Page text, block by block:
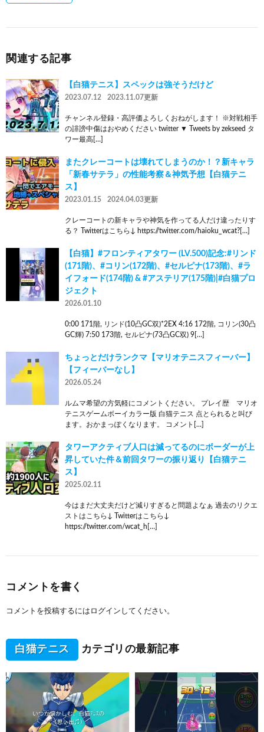
関連する記事
【白猫テニス】スペックは強そうだけど
2023.07.12 2023.11.07更新
チャンネル登録・高評価よろしくおねがします！ ※対戦相手
の誹謗中傷はおやめください twitter ▼ Tweets by zekseed タ
ワー最高[…]
またクレーコートは壊れてしまうのか！？新キャラ
「新春サテラ」の性能考察＆神気予想【白猫テニ
ス】
2023.01.15 2024.04.03更新
クレーコートの新キャラや神気を作ってる人だけ違ったりす
る？ Twitterはこちら↓ https://twitter.com/haioku_wcat?[…]
【白猫】#フロンティアタワー (LV.500)記念:#リンド
(171階)、#コリン(172階)、#セルピナ(173階)、#ラ
イフォード(174階) & #アステリア(175階)|#白猫プロ
ジェクト
2026.01.10
0:00 171階, リンド(10凸GC双)*2EX 4:16 172階, コリン(30凸
GC輝) 7:50 173階, セルピナ(73凸GC双) 9[…]
ちょっとだけランクマ【マリオテニスフィーバー】
【フィーバーなし】
2026.05.24
ルムマ希望の方気軽にコメントください。 プレイ歴 マリオ
テニスゲームボーイカラー版 白猫テニス 点とられると叫び
ます。おかまっぽくなります。 コメント[…]
タワーアクティブ人口は減ってるのにボーダーが上
昇していた件＆前回タワーの振り返り【白猫テニ
ス】
2025.02.11
今はまだ大丈夫だけど減りすぎると問題よなぁ 過去のリクエ
ストはこちら↓ Twitterはこちら↓
https://twitter.com/wcat_h[…]
コメントを書く
コメントを投稿するには ログイン してください。
白猫テニス カテゴリの最新記事